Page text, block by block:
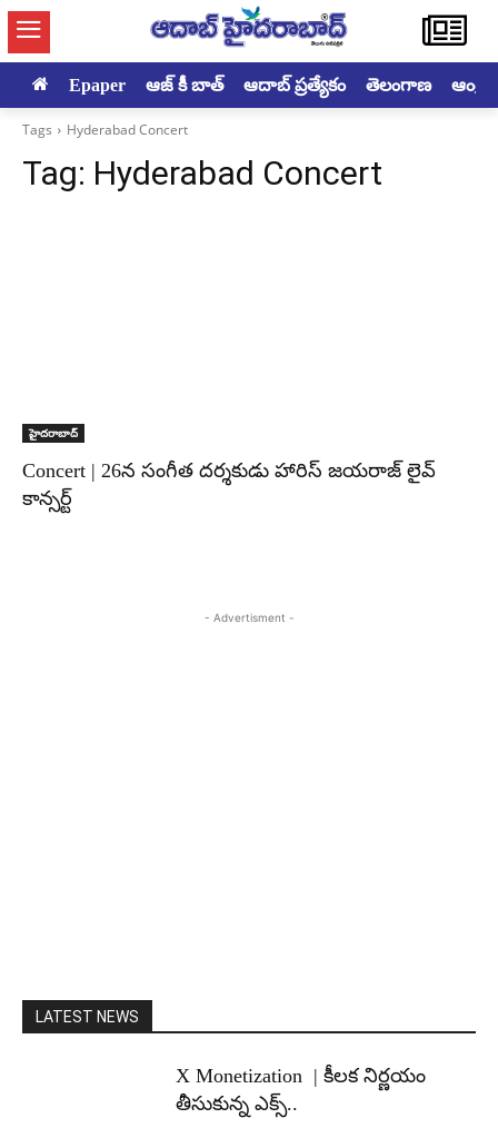
Epaper ఆజ్ కీ బాత్ ఆదాబ్ ప్రత్యేకం తెలంగాణ
Tags Hyderabad Concert
Tag: Hyderabad Concert
హైదరాబాద్‌
Concert | 26న సంగీత దర్శకుడు హారిస్ జయరాజ్ లైవ్
కాన్సర్ట్‌
- Advertisment -
LATEST NEWS
X Monetization | కీలక నిర్ణయం
తీసుకున్న ఎక్స్..